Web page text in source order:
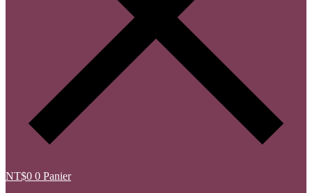
NT$0 0 Panier